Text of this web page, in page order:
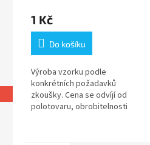
1 Kč
Do košíku
Výroba vzorku podle
konkrétních požadavků
zkoušky. Cena se odvíjí od
polotovaru, obrobitelnosti